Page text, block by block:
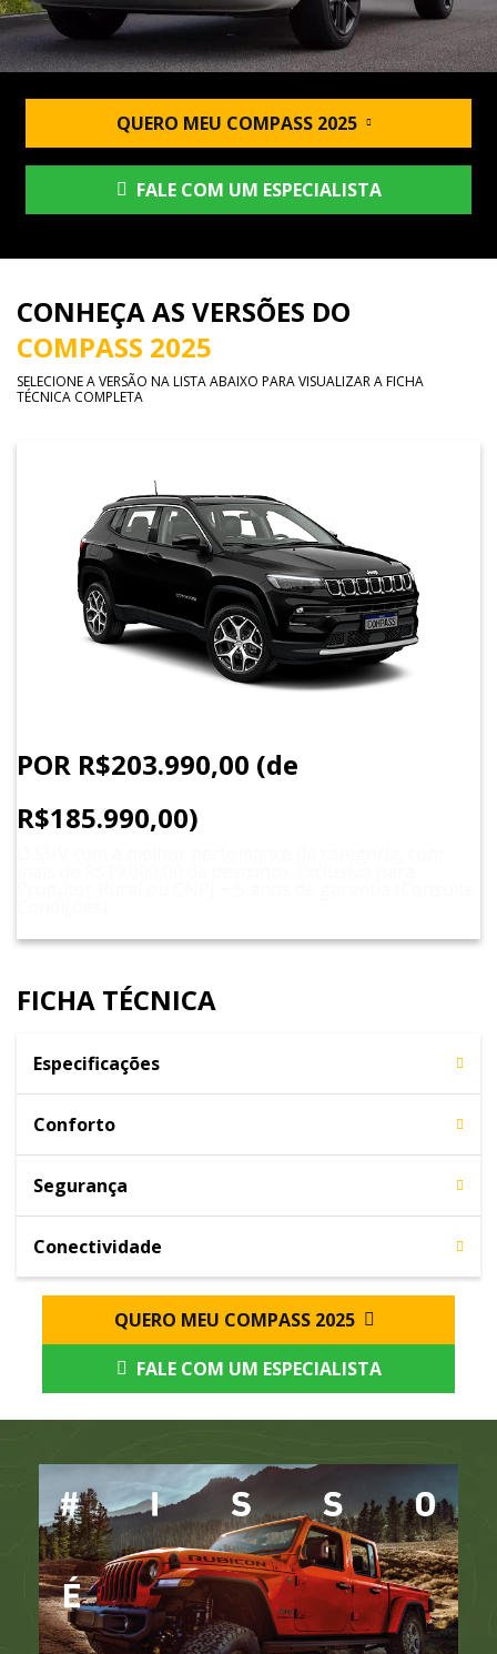
QUERO MEU COMPASS 2025
FALE COM UM ESPECIALISTA
CONHEÇA AS VERSÕES DO
COMPASS 2025
SELECIONE A VERSÃO NA LISTA ABAIXO PARA VISUALIZAR A FICHA
TÉCNICA COMPLETA
POR R$203.990,00 (de
R$185.990,00)
FICHA TÉCNICA
Especificações
Conforto
Segurança
Conectividade
QUERO MEU COMPASS 2025
FALE COM UM ESPECIALISTA